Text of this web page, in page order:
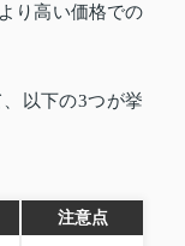
り高い価格での
以下の3つが挙
注意点